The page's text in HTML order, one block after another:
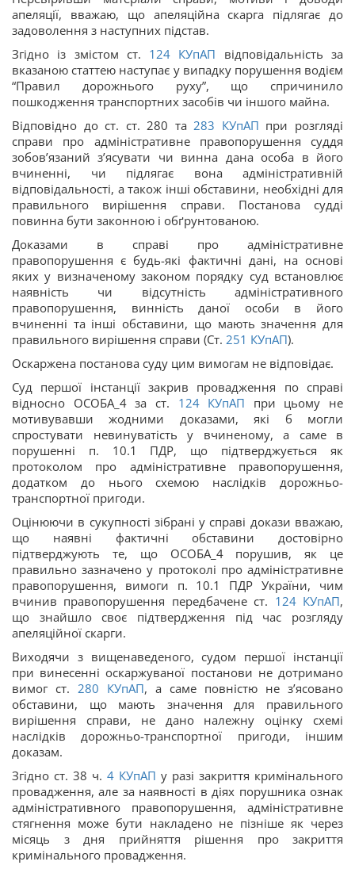
апеляції, вважаю, що апеляційна скарга підлягає до
задоволення з наступних підстав.
Згідно із змістом ст. 124 КУпАП відповідальність за
вказаною статтею наступає у випадку порушення водієм
“Правил дорожнього руху”, що спричинило
пошкодження транспортних засобів чи іншого майна.
Відповідно до ст. ст. 280 та 283 КУпАП при розгляді
справи про адміністративне правопорушення суддя
зобов’язаний з’ясувати чи винна дана особа в його
вчиненні, чи підлягає вона адміністративній
відповідальності, а також інші обставини, необхідні для
правильного вирішення справи. Постанова судді
повинна бути законною і обґрунтованою.
Доказами в справі про адміністративне
правопорушення є будь-які фактичні дані, на основі
яких у визначеному законом порядку суд встановлює
наявність чи відсутність адміністративного
правопорушення, винність даної особи в його
вчиненні та інші обставини, що мають значення для
правильного вирішення справи (Ст. 251 КУпАП).
Оскаржена постанова суду цим вимогам не відповідає.
Суд першої інстанції закрив провадження по справі
відносно ОСОБА_4 за ст. 124 КУпАП при цьому не
мотивувавши жодними доказами, які б могли
спростувати невинуватість у вчиненому, а саме в
порушенні п. 10.1 ПДР, що підтверджується як
протоколом про адміністративне правопорушення,
додатком до нього схемою наслідків дорожньо-
транспортної пригоди.
Оцінюючи в сукупності зібрані у справі докази вважаю,
що наявні фактичні обставини достовірно
підтверджують те, що ОСОБА_4 порушив, як це
правильно зазначено у протоколі про адміністративне
правопорушення, вимоги п. 10.1 ПДР України, чим
вчинив правопорушення передбачене ст. 124 КУпАП,
що знайшло своє підтвердження під час розгляду
апеляційної скарги.
Виходячи з вищенаведеного, судом першої інстанції
при винесенні оскаржуваної постанови не дотримано
вимог ст. 280 КУпАП, а саме повністю не з’ясовано
обставини, що мають значення для правильного
вирішення справи, не дано належну оцінку схемі
наслідків дорожньо-транспортної пригоди, іншим
доказам.
Згідно ст. 38 ч. 4 КУпАП у разі закриття кримінального
провадження, але за наявності в діях порушника ознак
адміністративного правопорушення, адміністративне
стягнення може бути накладено не пізніше як через
місяць з дня прийняття рішення про закриття
кримінального провадження.